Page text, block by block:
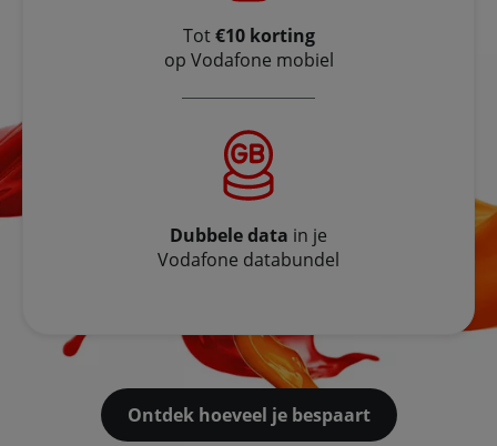
Tot€10 korting
op Vodafone mobiel
Dubbele data in je
Vodafone databundel
Ontdek hoeveel je bespaart